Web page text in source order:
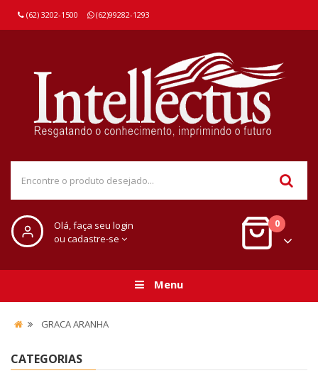
(62) 3202-1500 (62)99282-1293
Olá, faça seu login
ou cadastre-se
0
Menu
GRACA ARANHA
CATEGORIAS